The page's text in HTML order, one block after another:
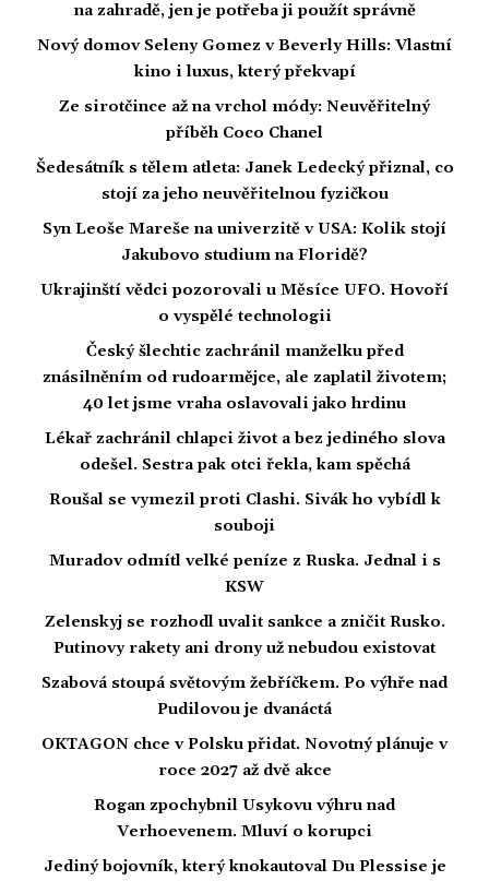
na zahradě, jen je potřeba ji použít správně
Nový domov Seleny Gomez v Beverly Hills: Vlastní
kino i luxus, který překvapí
Ze sirotčince až na vrchol módy: Neuvěřitelný
příběh Coco Chanel
Šedesátník s tělem atleta: Janek Ledecký přiznal, co
stojí za jeho neuvěřitelnou fyzičkou
Syn Leoše Mareše na univerzitě v USA: Kolik stojí
Jakubovo studium na Floridě?
Ukrajinští vědci pozorovali u Měsíce UFO. Hovoří
o vyspělé technologii
Český šlechtic zachránil manželku před
znásilněním od rudoarmějce, ale zaplatil životem;
40 let jsme vraha oslavovali jako hrdinu
Lékař zachránil chlapci život a bez jediného slova
odešel. Sestra pak otci řekla, kam spěchá
Roušal se vymezil proti Clashi. Sivák ho vybídl k
souboji
Muradov odmítl velké peníze z Ruska. Jednal i s
KSW
Zelenskyj se rozhodl uvalit sankce a zničit Rusko.
Putinovy rakety ani drony už nebudou existovat
Szabová stoupá světovým žebříčkem. Po výhře nad
Pudilovou je dvanáctá
OKTAGON chce v Polsku přidat. Novotný plánuje v
roce 2027 až dvě akce
Rogan zpochybnil Usykovu výhru nad
Verhoevenem. Mluví o korupci
Jediný bojovník, který knokautoval Du Plessise je